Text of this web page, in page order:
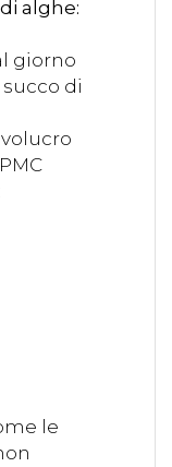
alghe:
giorno
di
le